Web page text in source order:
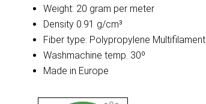
Weight: 20 gram per meter
Density 0.91 g/cm³
Fiber type: Polypropylene Multifilament
Washmachine temp. 30º
Made in Europe